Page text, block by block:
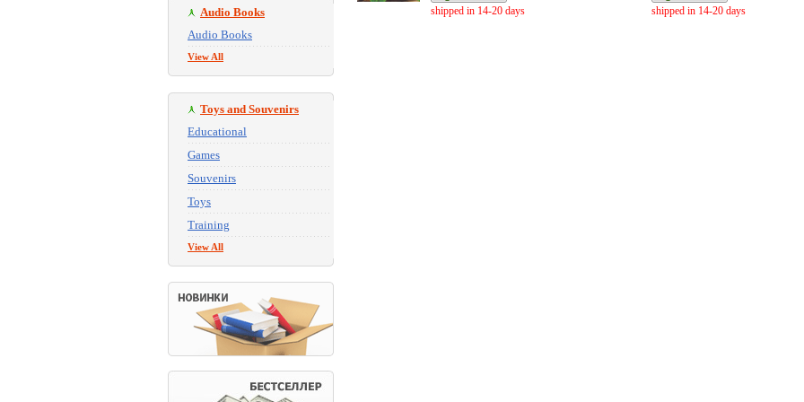
Audio Books
Audio Books
View All
Toys and Souvenirs
Educational
Games
Souvenirs
Toys
Training
View All
shipped in 14-20 days shipped in 14-20 days